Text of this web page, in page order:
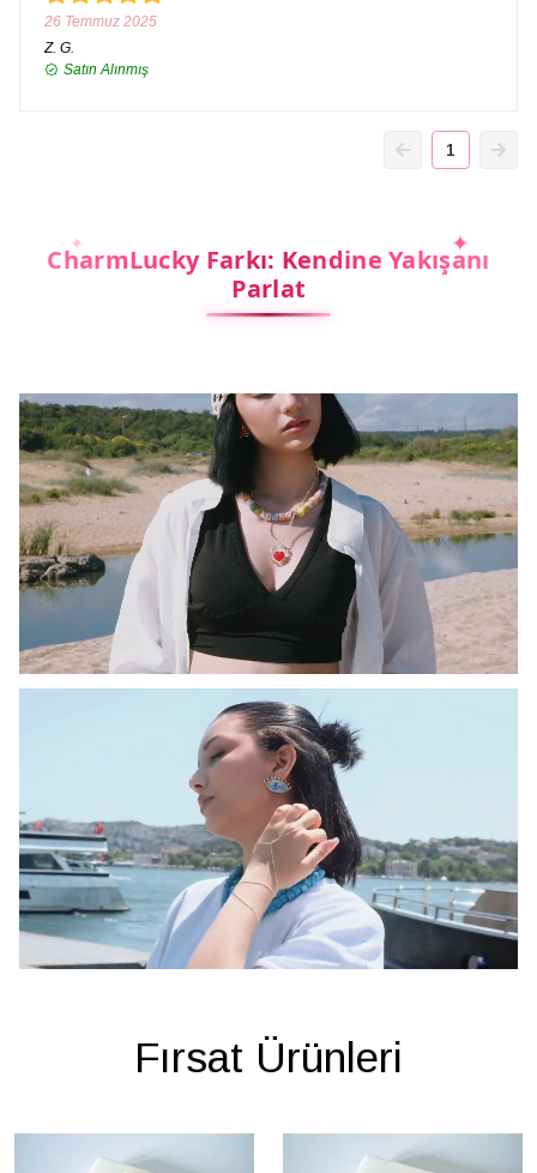
26 Temmuz 2025
Z. G.
Satın Alınmış
1
CharmLucky Farkı: Kendine Yakışanı
Parlat
Fırsat Ürünleri